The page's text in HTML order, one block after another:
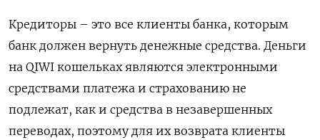
Кредиторы – это все клиенты банка, которым
банк должен вернуть денежные средства. Деньги
на QIWI кошельках являются электронными
средствами платежа и страхованию не
подлежат, как и средства в незавершенных
переводах, поэтому для их возврата клиенты